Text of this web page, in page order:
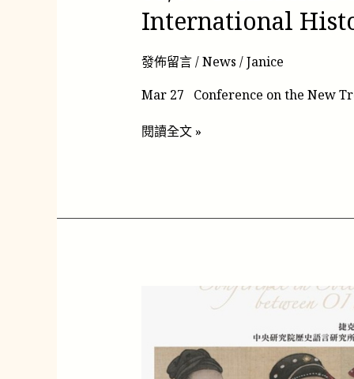
International
發佈留言/News /Janice
Mar 27 Conference on the New
and
East
in
20th
閱讀全文 »
on
Ethnicity